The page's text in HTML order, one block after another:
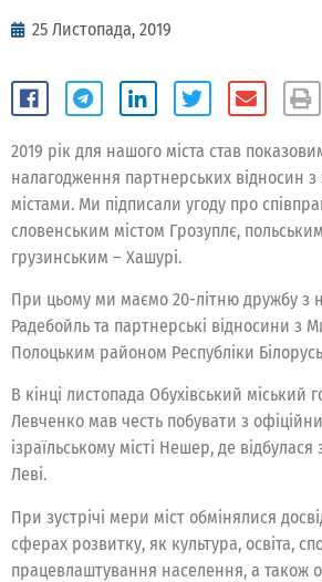
25 Листопада, 2019
2019 рік для нашого міста став
налагодження партнерських відносин
містами. Ми підписали угоду про
словенським містом Грозуплє,
грузинським – Хашурі.
При цьому ми маємо 20-літню дружбу з
Радебойль та партнерські відносини з
Полоцьким районом Республіки
В кінці листопада Обухівський міський
Левченко мав честь побувати з
ізраїльському місті Нешер, де відбулася
Леві.
При зустрічі мери міст обмінялися
сферах розвитку, як культура, освіта,
працевлаштування населення, а також